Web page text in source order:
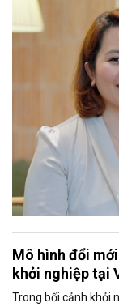
Mô hình đổi
khởi nghiệp tại
Trong bối cảnh khởi